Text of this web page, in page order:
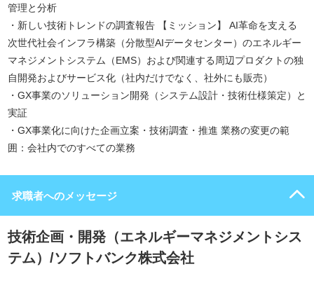
管理と分析
・新しい技術トレンドの調査報告 【ミッション】 AI革命を支える
次世代社会インフラ構築（分散型AIデータセンター）のエネルギー
マネジメントシステム（EMS）および関連する周辺プロダクトの独
自開発およびサービス化（社内だけでなく、社外にも販売）
・GX事業のソリューション開発（システム設計・技術仕様策定）と
実証
・GX事業化に向けた企画立案・技術調査・推進 業務の変更の範
囲：会社内でのすべての業務
求職者へのメッセージ
技術企画・開発（エネルギーマネジメントシス
テム）/ソフトバンク株式会社